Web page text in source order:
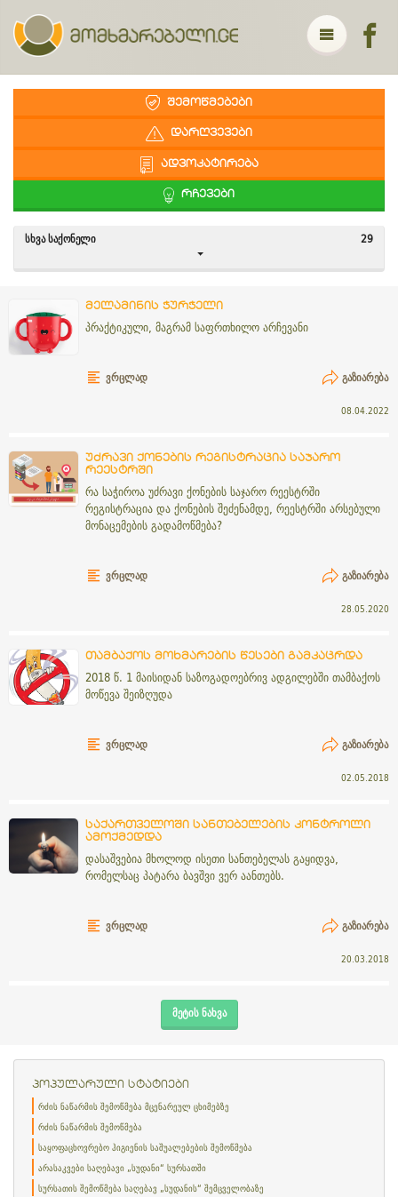
ᲨᲔᲛᲝᲬᲛᲔᲑᲔᲑᲘ
ᲓᲐᲠᲦᲕᲔᲕᲔᲑᲘ
ᲐᲓᲕᲝᲙᲐᲢᲘᲠᲔᲑᲐ
ᲠᲩᲔᲕᲔᲑᲘ
ᲡᲮᲕᲐ ᲡᲐᲥᲝᲜᲔᲚᲘ 29
მელამინის ჭურჭელი
პრაქტიკული, მაგრამ საფრთხილო არჩევანი
ᲕᲠᲪᲚᲐᲓ ᲒᲐᲖᲘᲐᲠᲔᲑᲐ
08.04.2022
უძრავი ქონების რეგისტრაცია საჯარო
რეესტრში
რა საჭიროა უძრავი ქონების საჯარო რეესტრში
რეგისტრაცია და ქონების შეძენამდე, რეესტრში არსებული
მონაცემების გადამოწმება?
ᲕᲠᲪᲚᲐᲓ ᲒᲐᲖᲘᲐᲠᲔᲑᲐ
28.05.2020
თამბაქოს მოხმარების წესები გამკაცრდა
2018 წ. 1 მაისიდან საზოგადოებრივ ადგილებში თამბაქოს
მოწევა შეიზღუდა
ᲕᲠᲪᲚᲐᲓ ᲒᲐᲖᲘᲐᲠᲔᲑᲐ
02.05.2018
საქართველოში სანთებელების კონტროლი
ამოქმედდა
დასაშვებია მხოლოდ ისეთი სანთებელას გაყიდვა,
რომელსაც პატარა ბავშვი ვერ აანთებს.
ᲕᲠᲪᲚᲐᲓ ᲒᲐᲖᲘᲐᲠᲔᲑᲐ
20.03.2018
ᲛᲔᲢᲘᲡ ᲜᲐᲮᲕᲐ
პოპულარული სტატიები
რძის ნაწარმის შემოწმება მცენარეულ ცხიმებზე
რძის ნაწარმის შემოწმება
საყოფაცხოვრებო ჰიგიენის საშუალებების შემოწმება
არასაკვები საღებავი „სუდანი“ სურსათში
სურსათის შემოწმება საღებავ „სუდანის“ შემცველობაზე